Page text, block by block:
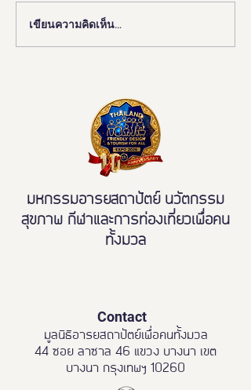
งานดี “ยูดี” ที่ทุกคนต้องห้าม
พลาด!
เขียนความคิดเห็น…
มหกรรมอารยสถาปัตย์ นวัตกรรม
สุขภาพ กีฬาและการท่องเที่ยวเพื่อคน
ทั้งมวล
Contact
มูลนิธิอารยสถาปัตย์เพื่อคนทั้งมวล
44 ซอย ลาซาล 46 แขวง บางนา เขต
บางนา กรุงเทพฯ 10260